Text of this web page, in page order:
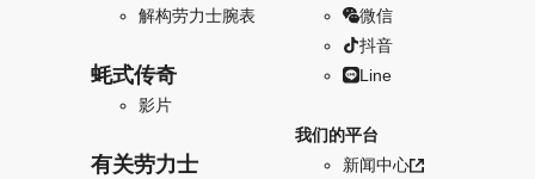
解构劳力士腕表
蚝式传奇
影片
有关劳力士
微信
抖音
Line
我们的平台
新闻中心